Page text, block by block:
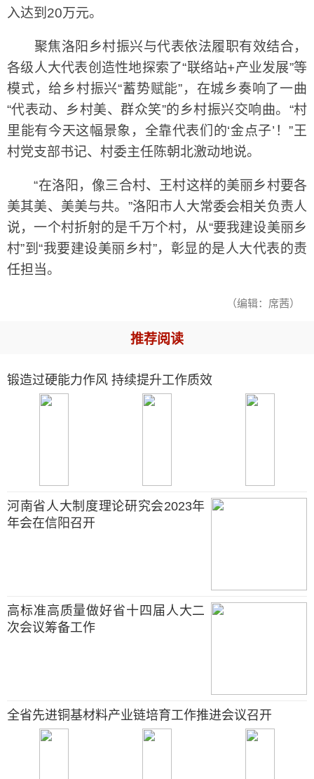
入达到20万元。
聚焦洛阳乡村振兴与代表依法履职有效结合，
各级人大代表创造性地探索了“联络站+产业发展”等
模式，给乡村振兴“蓄势赋能”，在城乡奏响了一曲
“代表动、乡村美、群众笑”的乡村振兴交响曲。“村
里能有今天这幅景象，全靠代表们的‘金点子’！”王
村党支部书记、村委主任陈朝北激动地说。
“在洛阳，像三合村、王村这样的美丽乡村要各
美其美、美美与共。”洛阳市人大常委会相关负责人
说，一个村折射的是千万个村，从“要我建设美丽乡
村”到“我要建设美丽乡村”，彰显的是人大代表的责
任担当。
（编辑：席茜）
推荐阅读
锻造过硬能力作风 持续提升工作质效
河南省人大制度理论研究会2023年
年会在信阳召开
高标准高质量做好省十四届人大二
次会议筹备工作
全省先进铜基材料产业链培育工作推进会议召开